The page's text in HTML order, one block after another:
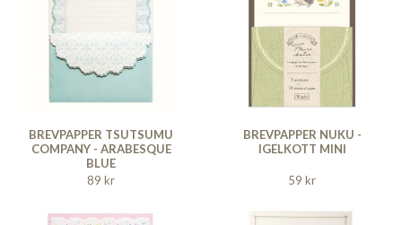
BREVPAPPER TSUTSUMU
COMPANY - ARABESQUE
BLUE
89 kr
BREVPAPPER NUKU -
IGELKOTT MINI
59 kr